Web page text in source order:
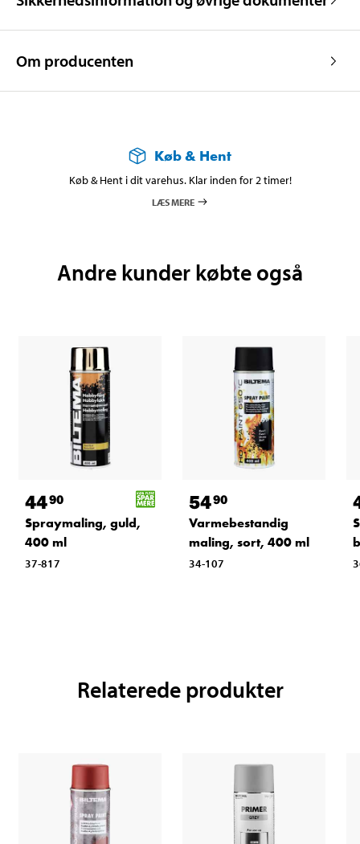
Om producenten
Køb & Hent
Køb & Hent i dit varehus. Klar inden for 2 timer!
LÆS MERE
Andre kunder købte også
4490
Spraymaling, guld,
400 ml
37-817
5490
Varmebestandig
maling, sort, 400 ml
34-107
Relaterede produkter